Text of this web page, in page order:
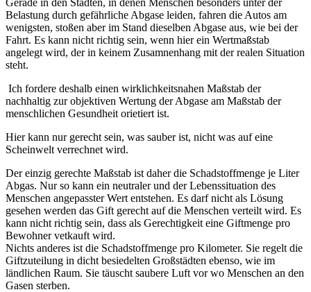
Belastung durch gefährliche Abgase leiden, fahren die Autos am
wenigsten, stoßen aber im Stand dieselben Abgase aus, wie bei der
Fahrt. Es kann nicht richtig sein, wenn hier ein Wertmaßstab
angelegt wird, der in keinem Zusamnenhang mit der realen Situation
steht.
Ich fordere deshalb einen wirklichkeitsnahen Maßstab der
nachhaltig zur objektiven Wertung der Abgase am Maßstab der
menschlichen Gesundheit orietiert ist.
Hier kann nur gerecht sein, was sauber ist, nicht was auf eine
Scheinwelt verrechnet wird.
Der einzig gerechte Maßstab ist daher die Schadstoffmenge je Liter
Abgas. Nur so kann ein neutraler und der Lebenssituation des
Menschen angepasster Wert entstehen. Es darf nicht als Lösung
gesehen werden das Gift gerecht auf die Menschen verteilt wird. Es
kann nicht richtig sein, dass als Gerechtigkeit eine Giftmenge pro
Bewohner vetkauft wird.
Nichts anderes ist die Schadstoffmenge pro Kilometer. Sie regelt die
Giftzuteilung in dicht besiedelten Großstädten ebenso, wie im
ländlichen Raum. Sie täuscht saubere Luft vor wo Menschen an den
Gasen sterben.